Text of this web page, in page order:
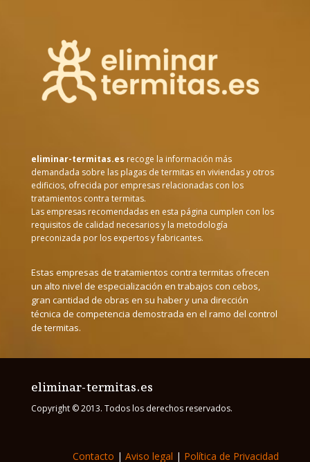
eliminar-termitas.es recoge la información más
demandada sobre las plagas de termitas en viviendas y otros
edificios, ofrecida por empresas relacionadas con los
tratamientos contra termitas.
Las empresas recomendadas en esta página cumplen con los
requisitos de calidad necesarios y la metodología
preconizada por los expertos y fabricantes.
Estas empresas de tratamientos contra termitas ofrecen
un alto nivel de especialización en trabajos con cebos,
gran cantidad de obras en su haber y una dirección
técnica de competencia demostrada en el ramo del control
de termitas.
eliminar-termitas.es
Copyright © 2013. Todos los derechos reservados.
Contacto |Aviso legal | Política de Privacidad